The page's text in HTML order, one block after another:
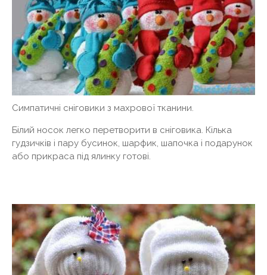
Симпатичні сніговики з махрової тканини.
Білий носок легко перетворити в сніговика. Кілька
гудзичків і пару бусинок, шарфик, шапочка і подарунок
або прикраса під ялинку готові.